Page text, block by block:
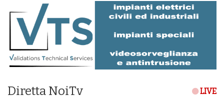
Diretta NoiTv LIVE